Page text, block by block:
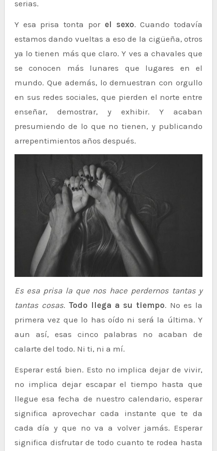
serias.
Y esa prisa tonta por el sexo. Cuando todavía
estamos dando vueltas a eso de la cigüeña, otros
ya lo tienen más que claro. Y ves a chavales que
se conocen más lunares que lugares en el
mundo. Que además, lo demuestran con orgullo
en sus redes sociales, que pierden el norte entre
enseñar, demostrar, y exhibir. Y acaban
presumiendo de lo que no tienen, y publicando
arrepentimientos años después.
Es esa prisa la que nos hace perdernos tantas y
tantas cosas. Todo llega a su tiempo. No es la
primera vez que lo has oído ni será la última. Y
aun así, esas cinco palabras no acaban de
calarte del todo. Ni ti, ni a mí.
Esperar está bien. Esto no implica dejar de vivir,
no implica dejar escapar el tiempo hasta que
llegue esa fecha de nuestro calendario, esperar
significa aprovechar cada instante que te da
cada día y que no va a volver jamás. Esperar
significa disfrutar de todo cuanto te rodea hasta